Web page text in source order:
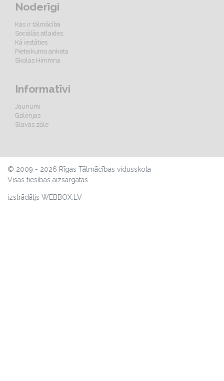
Noderīgi
Kas ir tālmācība
Sociālās atlaides
Kā iestāties
Pieteikuma anketa
Skolas Himmna
Informatīvi
Jaunumi
Galerijas
Slavas zāle
© 2009 - 2026 Rīgas Tālmācības vidusskola
Visas tiesības aizsargātas.
izstrādātjs WEBBOX.LV